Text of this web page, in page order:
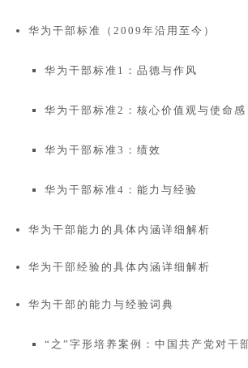
华为干部标准（2009年沿用至今）
华为干部标准1：品德与作风
华为干部标准2：核心价值观与使命感
华为干部标准3：绩效
华为干部标准4：能力与经验
华为干部能力的具体内涵详细解析
华为干部经验的具体内涵详细解析
华为干部的能力与经验词典
“之”字形培养案例：中国共产党对干